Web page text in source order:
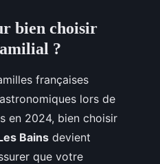
bien choisir
?
françaises
lors de
en 2024, bien choisir
Bains devient
que votre